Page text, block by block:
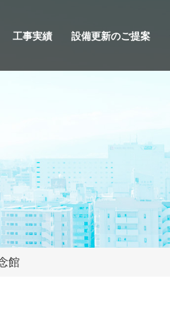
工事実績 設備更新のご提案
館